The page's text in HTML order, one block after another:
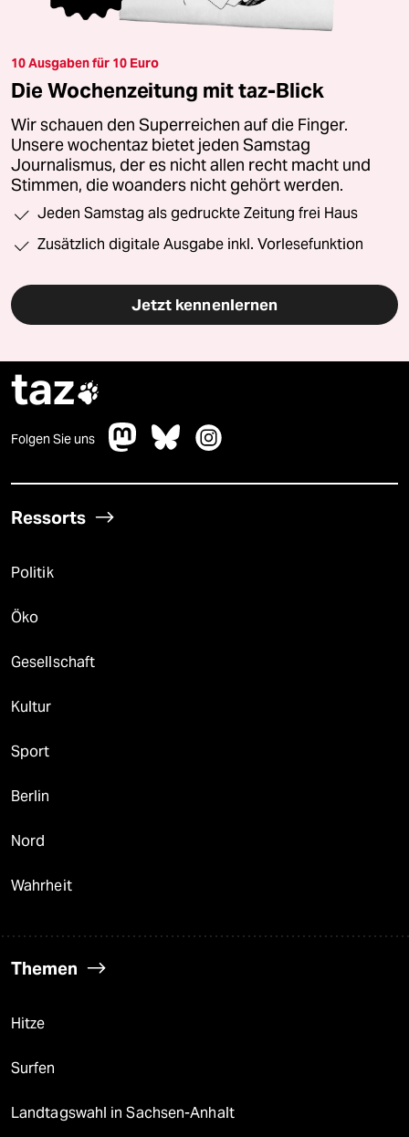
10 Ausgaben für 10 Euro
Die Wochenzeitung mit taz-Blick
Wir schauen den Superreichen auf die Finger.
Unsere wochentaz bietet jeden Samstag
Journalismus, der es nicht allen recht macht und
Stimmen, die woanders nicht gehört werden.
Jeden Samstag als gedruckte Zeitung frei Haus
Zusätzlich digitale Ausgabe inkl. Vorlesefunktion
Jetzt kennenlernen
taz
Folgen Sie uns
Ressorts
Politik
Öko
Gesellschaft
Kultur
Sport
Berlin
Nord
Wahrheit
Themen
Hitze
Surfen
Landtagswahl in Sachsen-Anhalt